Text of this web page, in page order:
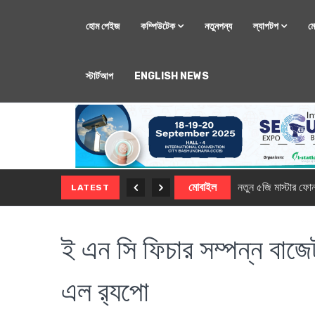
হোম পেইজ কম্পিউটেক নতুনপন্য ল্যাপটপ
স্টার্টআপ ENGLISH NEWS
LATEST মোবাইল নতুন সি-সিরিজ
ই এন সি ফিচার সম্পন্ন
এল র‍্যপো